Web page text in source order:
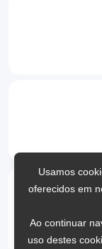
Usamos
oferecidos em
Ao continuar
uso destes